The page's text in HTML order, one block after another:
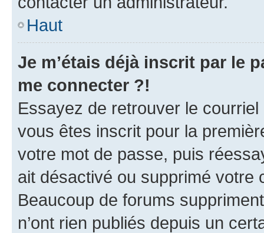
Haut
Je m’étais déjà inscrit par le
me connecter ?!
Essayez de retrouver le
vous êtes inscrit pour la
votre mot de passe, puis
ait désactivé ou supprimé votre
Beaucoup de forums
n’ont rien publiés depuis un